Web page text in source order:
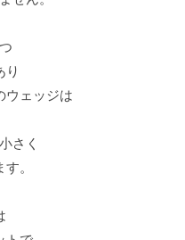
り
ウェッジは
さく
。